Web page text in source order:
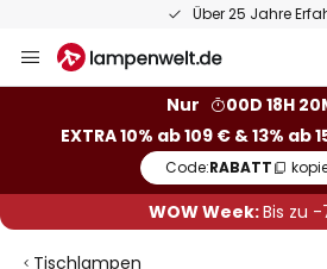
Über 25 Jahre
Inhalt
Nur
00D 18H
EXTRA 10% ab 109 € & 13% ab
Code:RABATT
WOW Week:Bis zu -
Tischlampen